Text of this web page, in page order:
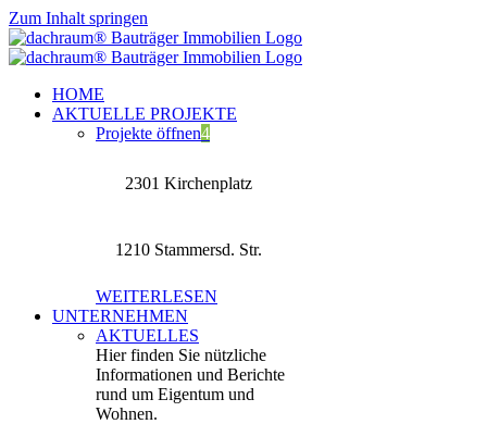
Zum Inhalt springen
HOME
AKTUELLE PROJEKTE
Projekte öffnen4
2301 Kirchenplatz
1210 Stammersd. Str.
WEITERLESEN
UNTERNEHMEN
AKTUELLES
Hier finden Sie nützliche
Informationen und Berichte
rund um Eigentum und
Wohnen.